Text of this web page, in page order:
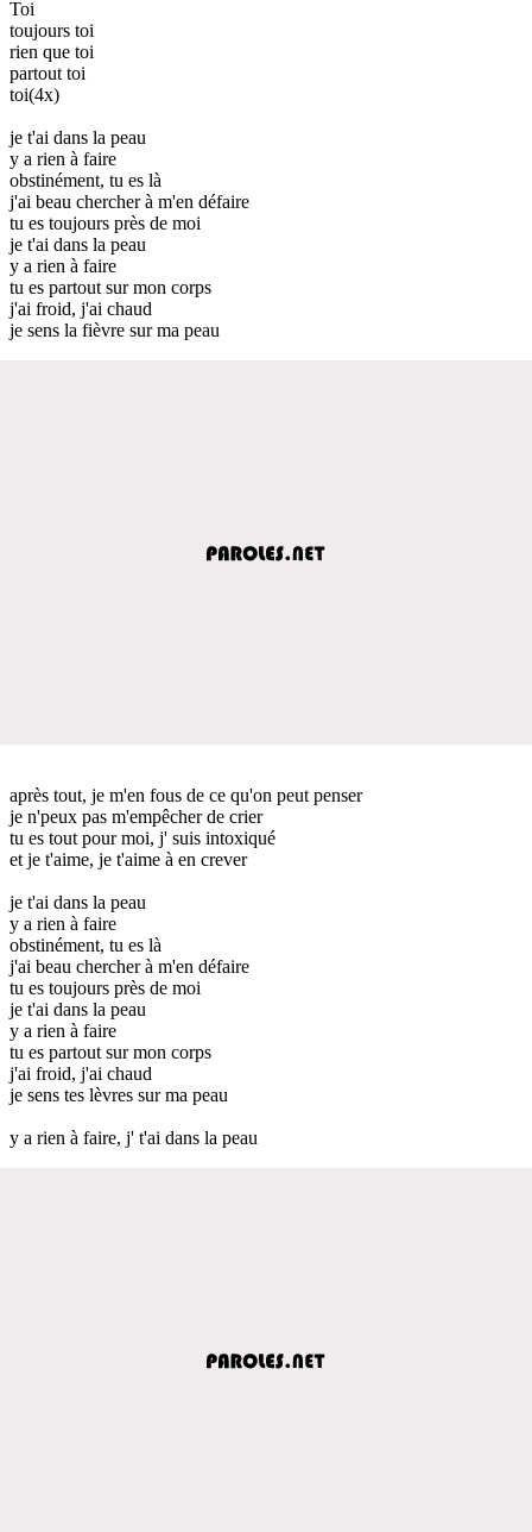
Toi
toujours toi
rien que toi
partout toi
toi(4x)
je t'ai dans la peau
y a rien à faire
obstinément, tu es là
j'ai beau chercher à m'en défaire
tu es toujours près de moi
je t'ai dans la peau
y a rien à faire
tu es partout sur mon corps
j'ai froid, j'ai chaud
je sens la fièvre sur ma peau
après tout, je m'en fous de ce qu'on peut penser
je n'peux pas m'empêcher de crier
tu es tout pour moi, j' suis intoxiqué
et je t'aime, je t'aime à en crever
je t'ai dans la peau
y a rien à faire
obstinément, tu es là
j'ai beau chercher à m'en défaire
tu es toujours près de moi
je t'ai dans la peau
y a rien à faire
tu es partout sur mon corps
j'ai froid, j'ai chaud
je sens tes lèvres sur ma peau
y a rien à faire, j' t'ai dans la peau